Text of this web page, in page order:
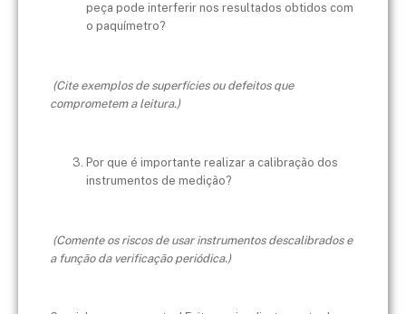
peça pode interferir nos resultados obtidos com
o paquímetro?
(Cite exemplos de superfícies ou defeitos que
comprometem a leitura.)
Por que é importante realizar a calibração dos
instrumentos de medição?
(Comente os riscos de usar instrumentos descalibrados e
a função da verificação periódica.)